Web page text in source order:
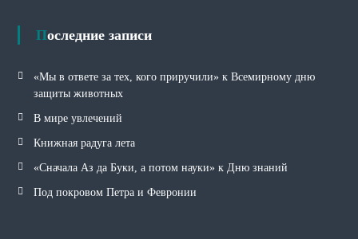
Последние записи
«Мы в ответе за тех, кого приручили» к Всемирному дню
защиты животных
В мире увлечений
Книжная радуга лета
«Сначала Аз да Буки, а потом науки» к Дню знаний
Под покровом Петра и Февронии